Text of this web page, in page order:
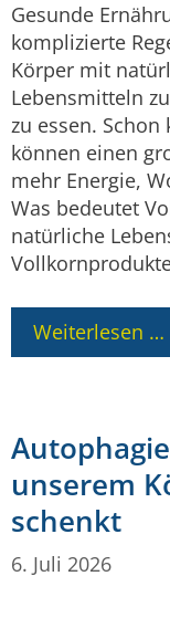
Gesunde
komplizierte
Körper mit
Lebensmitteln
zu essen.
können einen
mehr Energie,
Was bedeutet
natürliche
Weiterlesen …
unserem
schenkt
6. Juli 2026